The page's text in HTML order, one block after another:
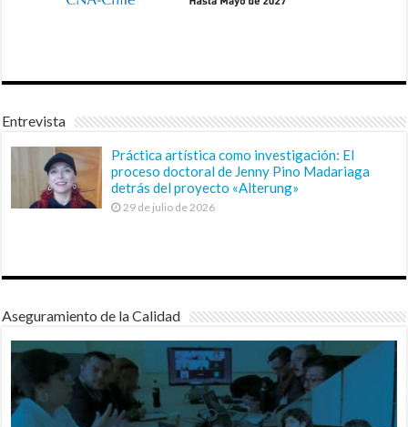
Entrevista
Práctica artística como investigación: El
proceso doctoral de Jenny Pino Madariaga
detrás del proyecto «Alterung»
29 de julio de 2026
Aseguramiento de la Calidad